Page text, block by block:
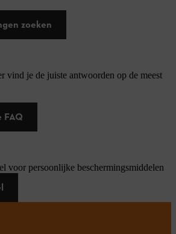
zoeken
vind je de juiste antwoorden op de meest
FAQ
voor persoonlijke beschermingsmiddelen